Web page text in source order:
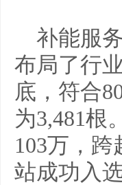
补能服
布局了行
底，符合
为3,481根
103万，
站成功入